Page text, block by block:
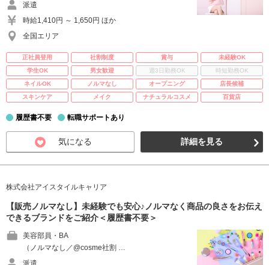
派遣
時給1,410円 ～ 1,650円 ほか
全国エリア
正社員登用 社割制度 賞与
未経験OK
学生OK
男女歓迎 週3日勤務OK
時短勤務OK
ネイルOK
ノルマなし オープニング
店長候補
スキンケア
メイク ナチュラルコスメ 百貨店
履歴書不要 転職サポートあり
気になる 詳細を見る
株式会社アイスタイルキャリア
【販売ノルマなし】未経験でも安心♪ノルマなく商品の良さをお伝え
できるブランドをご紹介＜履歴書不要＞
美容部員・BA
（ノルマなし／@cosme社割 …
派遣